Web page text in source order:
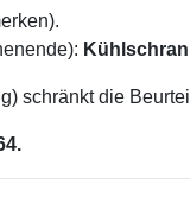
schränkt die